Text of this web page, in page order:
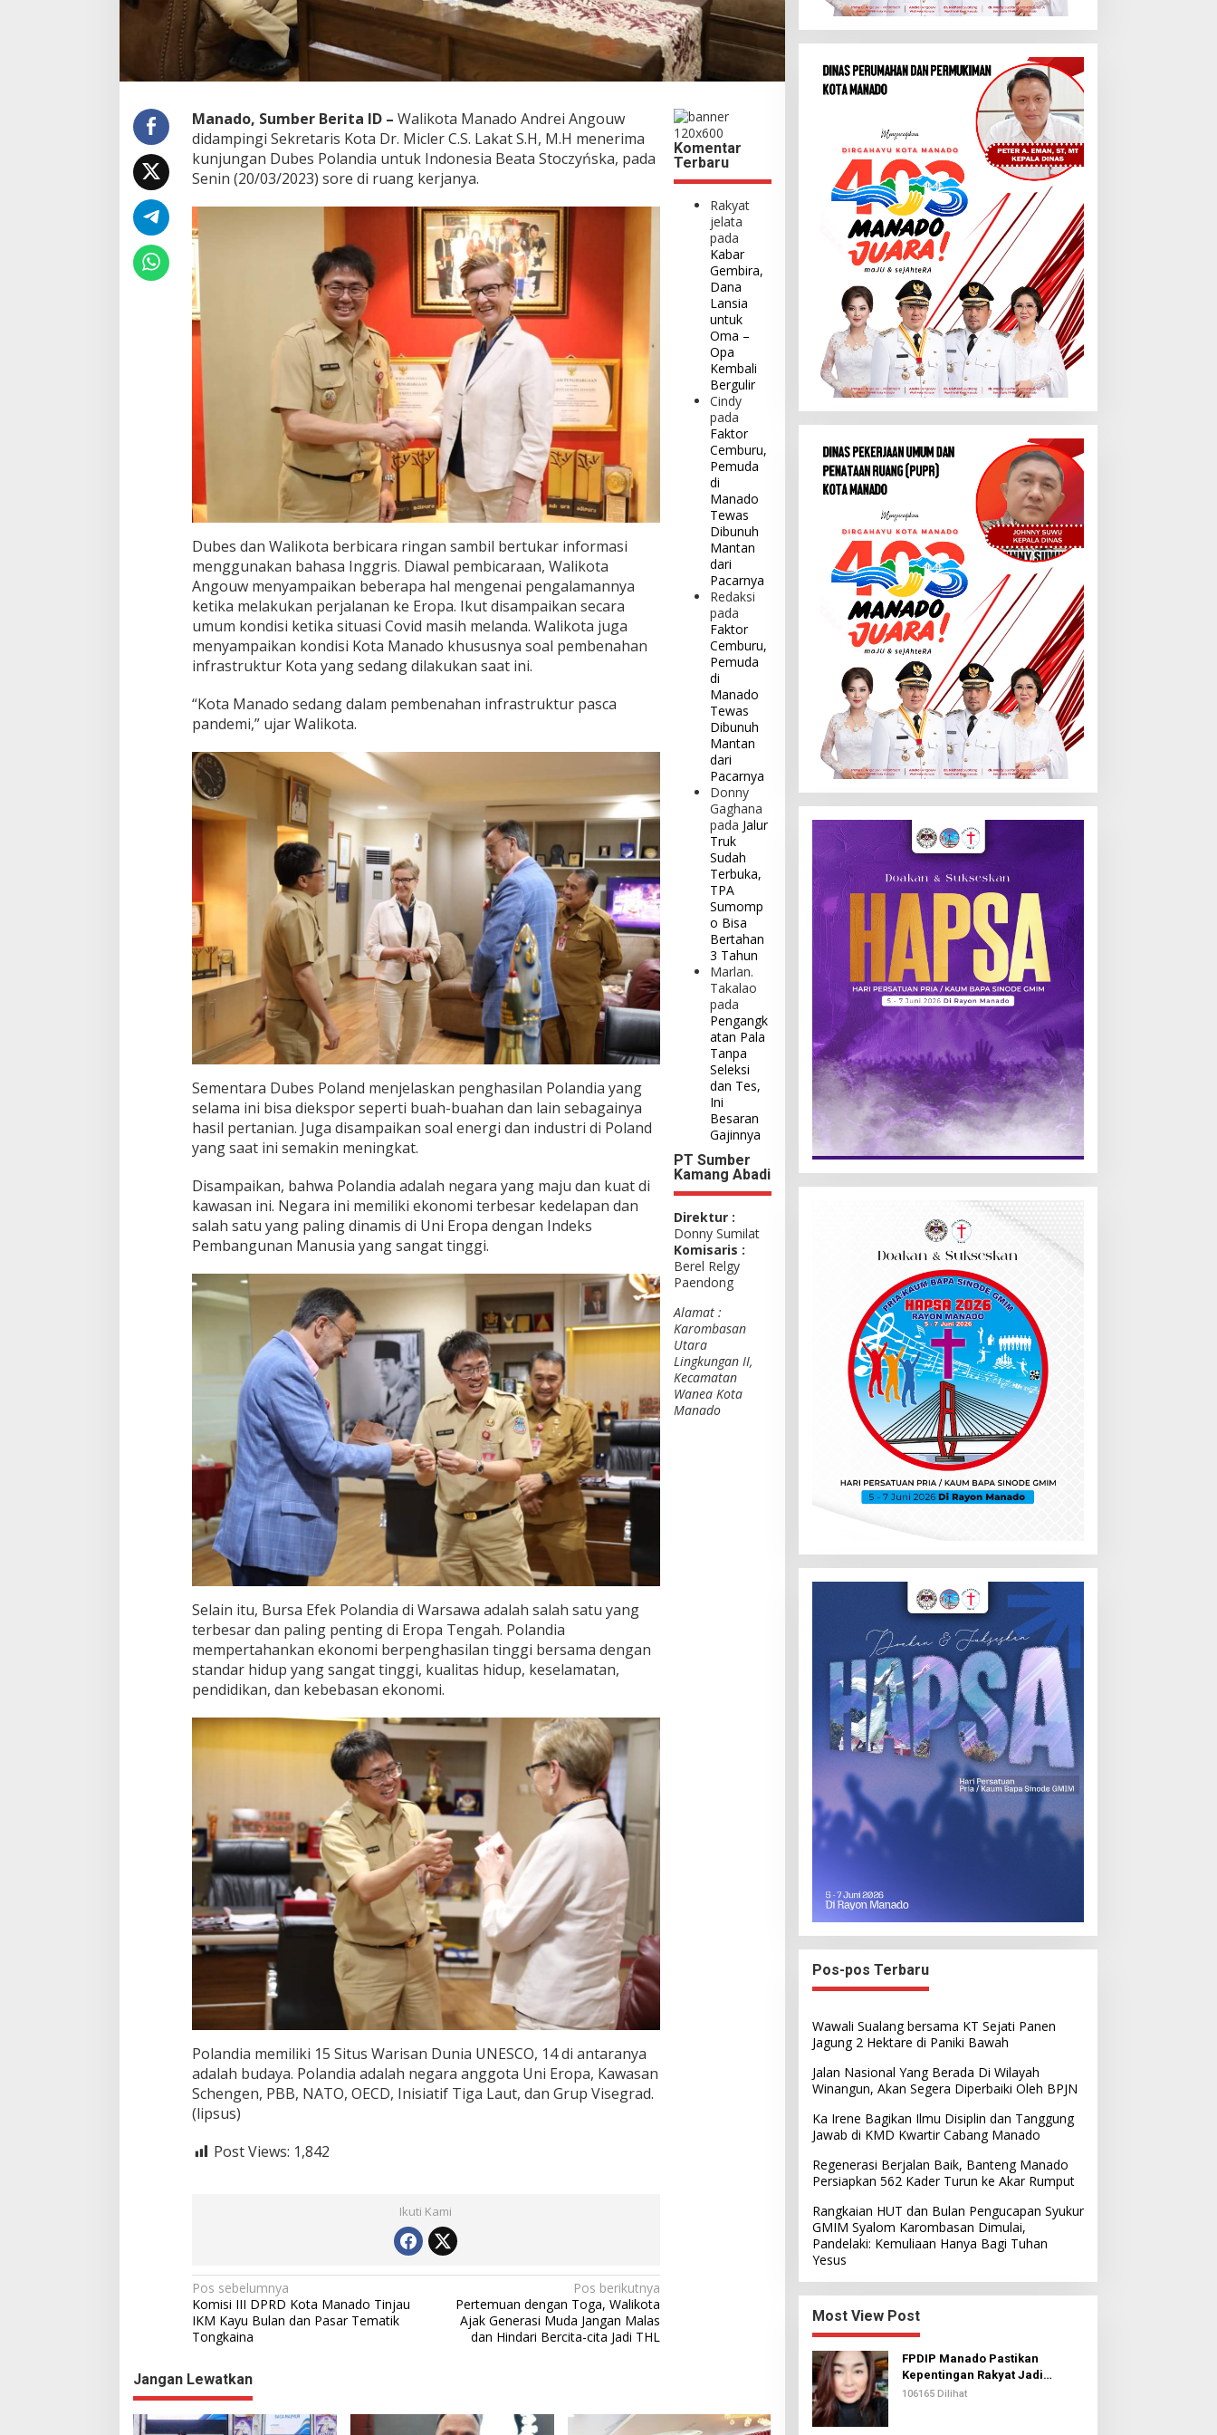
e
s
o
l
d
i
a
u
t
Manado, Sumber Berita ID – Walikota Manado Andrei Angouw
didampingi Sekretaris Kota Dr. Micler C.S. Lakat S.H, M.H menerima
kunjungan Dubes Polandia untuk Indonesia Beata Stoczyńska, pada
Senin (20/03/2023) sore di ruang kerjanya.
Dubes dan Walikota berbicara ringan sambil bertukar informasi
menggunakan bahasa Inggris. Diawal pembicaraan, Walikota
Angouw menyampaikan beberapa hal mengenai pengalamannya
ketika melakukan perjalanan ke Eropa. Ikut disampaikan secara
umum kondisi ketika situasi Covid masih melanda. Walikota juga
menyampaikan kondisi Kota Manado khususnya soal pembenahan
infrastruktur Kota yang sedang dilakukan saat ini.
“Kota Manado sedang dalam pembenahan infrastruktur pasca
pandemi,” ujar Walikota.
Sementara Dubes Poland menjelaskan penghasilan Polandia yang
selama ini bisa diekspor seperti buah-buahan dan lain sebagainya
hasil pertanian. Juga disampaikan soal energi dan industri di Poland
yang saat ini semakin meningkat.
Disampaikan, bahwa Polandia adalah negara yang maju dan kuat di
kawasan ini. Negara ini memiliki ekonomi terbesar kedelapan dan
salah satu yang paling dinamis di Uni Eropa dengan Indeks
Pembangunan Manusia yang sangat tinggi.
Selain itu, Bursa Efek Polandia di Warsawa adalah salah satu yang
terbesar dan paling penting di Eropa Tengah. Polandia
mempertahankan ekonomi berpenghasilan tinggi bersama dengan
standar hidup yang sangat tinggi, kualitas hidup, keselamatan,
pendidikan, dan kebebasan ekonomi.
Polandia memiliki 15 Situs Warisan Dunia UNESCO, 14 di antaranya
adalah budaya. Polandia adalah negara anggota Uni Eropa, Kawasan
Schengen, PBB, NATO, OECD, Inisiatif Tiga Laut, dan Grup Visegrad.
(lipsus)
Post Views: 1,842
Ikuti Kami
N
a
v
g
a
Pos sebelumnya
Komisi III DPRD Kota Manado Tinjau
IKM Kayu Bulan dan Pasar Tematik
Tongkaina
Pos berikutnya
Pertemuan dengan Toga, Walikota
Ajak Generasi Muda Jangan Malas
dan Hindari Bercita-cita Jadi THL
Komentar
Terbaru
Rakyat
jelata
pada
Kabar
Gembira,
Dana
Lansia
untuk
Oma –
Opa
Kembali
Bergulir
Cindy
pada
Faktor
Cemburu,
Pemuda
di
Manado
Tewas
Dibunuh
Mantan
dari
Pacarnya
Redaksi
pada
Faktor
Cemburu,
Pemuda
di
Manado
Tewas
Dibunuh
Mantan
dari
Pacarnya
Donny
Gaghana
pada Jalur
Truk
Sudah
Terbuka,
TPA
Sumomp
o Bisa
Bertahan
3 Tahun
Marlan.
Takalao
pada
Pengangk
atan Pala
Tanpa
Seleksi
dan Tes,
Ini
Besaran
Gajinnya
PT Sumber
Kamang Abadi
Direktur :
Donny Sumilat
Komisaris :
Berel Relgy
Paendong
Alamat :
Karombasan
Utara
Lingkungan II,
Kecamatan
Wanea Kota
Manado
Jangan Lewatkan
Pos-pos Terbaru
Wawali Sualang bersama KT Sejati Panen
Jagung 2 Hektare di Paniki Bawah
Jalan Nasional Yang Berada Di Wilayah
Winangun, Akan Segera Diperbaiki Oleh BPJN
Ka Irene Bagikan Ilmu Disiplin dan Tanggung
Jawab di KMD Kwartir Cabang Manado
Regenerasi Berjalan Baik, Banteng Manado
Persiapkan 562 Kader Turun ke Akar Rumput
Rangkaian HUT dan Bulan Pengucapan Syukur
GMIM Syalom Karombasan Dimulai,
Pandelaki: Kemuliaan Hanya Bagi Tuhan
Yesus
Most View Post
FPDIP Manado Pastikan
Kepentingan Rakyat Jadi
Prioritas Dalam Perjuangan
106165 Dilihat